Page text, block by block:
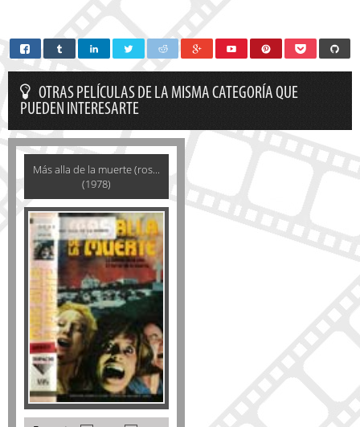
OTRAS PELÍCULAS DE LA MISMA CATEGORÍA QUE
PUEDEN INTERESARTE
Más alla de la muerte (ros...
(1978)